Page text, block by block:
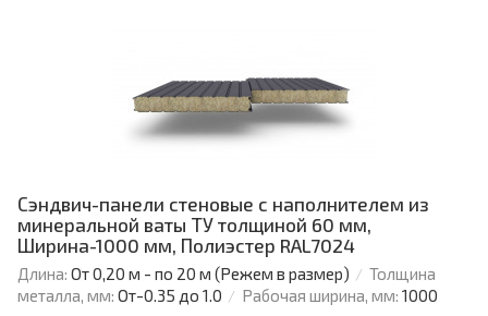
Сэндвич-панели стеновые с наполнителем из
минеральной ваты ТУ толщиной 60 мм,
Ширина-1000 мм, Полиэстер RAL7024
Длина: От 0,20 м - по 20 м (Режем в размер)
Толщина
металла, мм: От-0.35 до 1.0 Рабочая ширина, мм: 1000